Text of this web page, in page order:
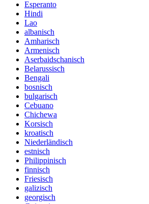
Esperanto
Hindi
Lao
albanisch
Amharisch
Armenisch
Aserbaidschanisch
Belarussisch
Bengali
bosnisch
bulgarisch
Cebuano
Chichewa
Korsisch
kroatisch
Niederländisch
estnisch
Philippinisch
finnisch
Friesisch
galizisch
georgisch